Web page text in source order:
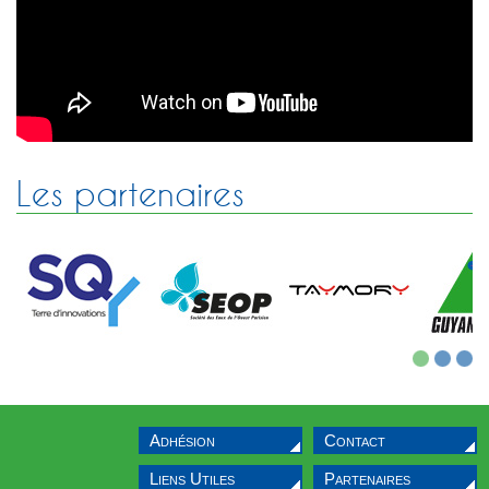
Les partenaires
Contact
Adhésion
Partenaires
Liens Utiles